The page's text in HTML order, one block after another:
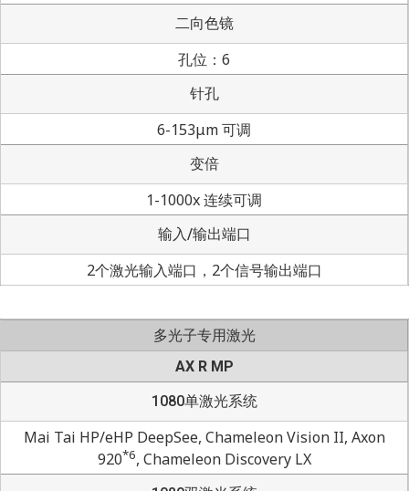
二向色镜
孔位：6
针孔
6-153μm 可调
变倍
1-1000x 连续可调
输入/输出端口
2个激光输入端口，2个信号输出端口
多光子专用激光
AX R MP
1080单激光系统
Mai Tai HP/eHP DeepSee, Chameleon Vision II, Axon
920*6, Chameleon Discovery LX